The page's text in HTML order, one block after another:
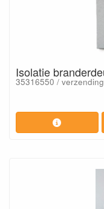
Isolatie
35316550 /